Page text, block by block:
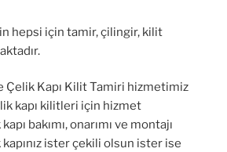
hepsi için tamir, çilingir, kilit
Çelik Kapı Kilit Tamiri hizmetimiz
kapı kilitleri için hizmet
bakımı, onarımı ve montajı
kapınız ister çekili olsun ister ise